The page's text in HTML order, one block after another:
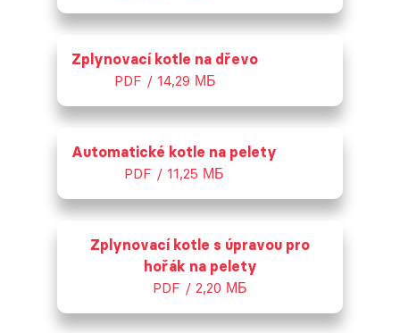
Zplynovací kotle na dřevo
PDF / 14,29 МБ
Automatické kotle na pelety
PDF / 11,25 МБ
Zplynovací kotle s úpravou pro
hořák na pelety
PDF / 2,20 МБ